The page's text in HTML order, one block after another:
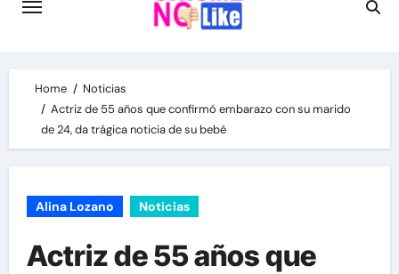
Home
Noticias
Actriz de 55 años que confirmó embarazo con su marido
de 24, da trágica noticia de su bebé
Alina Lozano Noticias
Actriz de 55 años que